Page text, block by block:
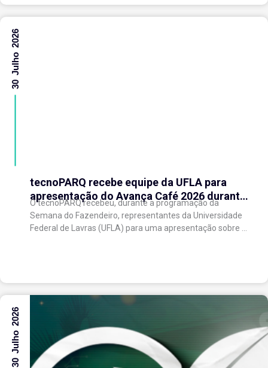
tecnoPARQ recebe equipe da UFLA para
apresentação do Avança Café 2026 durante
a Semana do Fazendeiro
O tecnoPARQ recebeu, durante a programação da
Semana do Fazendeiro, representantes da Universidade
Federal de Lavras (UFLA) para uma apresentação sobre o
30 Julho 2026
30 Julho 2026